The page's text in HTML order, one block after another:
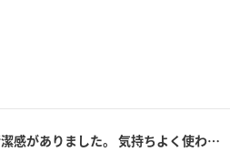
綺麗に手入れがなされていて清潔感がありました。 気持ちよく使わせて頂きました！...